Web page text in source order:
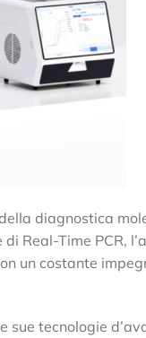
diagnostica
Real-Time PCR,
un costante
tecnologie